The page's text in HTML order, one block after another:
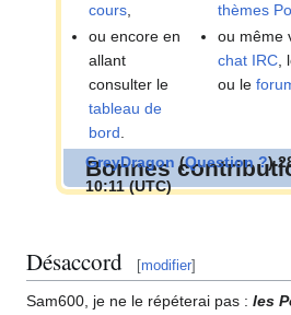
cours,
ou encore en
allant
consulter le
tableau de
bord
thèmes
ou même
chat IRC
ou le
Bonnes
GreyDragon (Question ?)
10:11 (UTC)
Désaccord [modifier]
Sam600, je ne le répéterai pas : les